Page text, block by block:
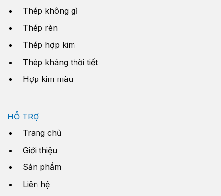
Thép không gỉ
Thép rèn
Thép hợp kim
Thép kháng thời tiết
Hợp kim màu
HỖ TRỢ
Trang chủ
Giới thiệu
Sản phẩm
Liên hệ